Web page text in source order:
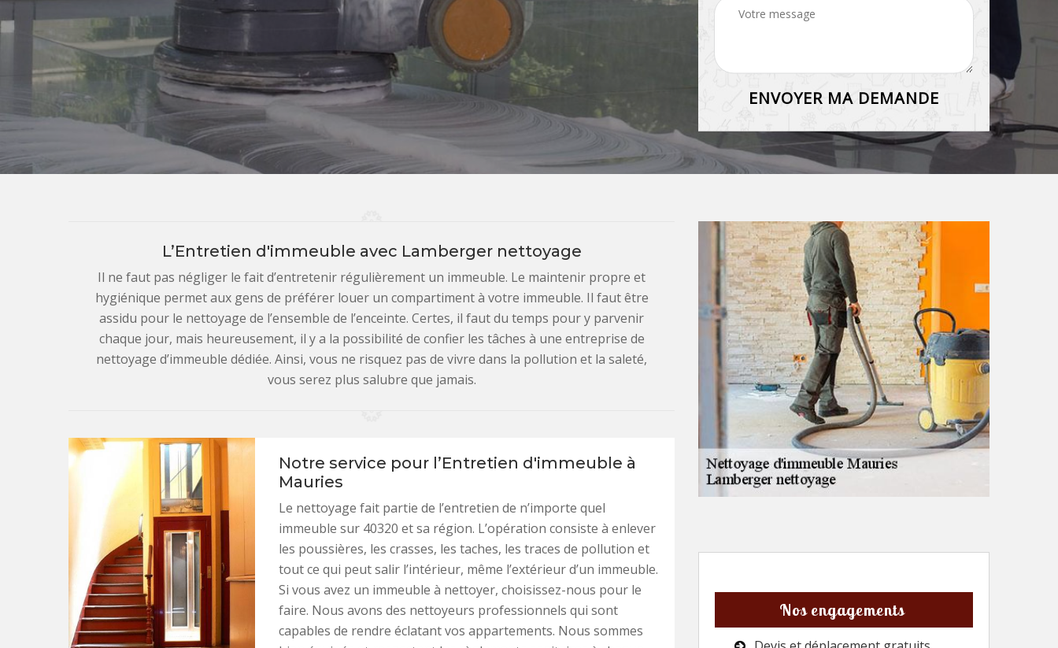
L’Entretien d'immeuble avec Lamberger nettoyage
Il ne faut pas négliger le fait d’entretenir régulièrement un immeuble. Le maintenir propre et
hygiénique permet aux gens de préférer louer un compartiment à votre immeuble. Il faut être
assidu pour le nettoyage de l’ensemble de l’enceinte. Certes, il faut du temps pour y parvenir
chaque jour, mais heureusement, il y a la possibilité de confier les tâches à une entreprise de
nettoyage d’immeuble dédiée. Ainsi, vous ne risquez pas de vivre dans la pollution et la saleté,
vous serez plus salubre que jamais.
Notre service pour l’Entretien d'immeuble à
Mauries
Le nettoyage fait partie de l’entretien de n’importe quel
immeuble sur 40320 et sa région. L’opération consiste à enlever
les poussières, les crasses, les taches, les traces de pollution et
tout ce qui peut salir l’intérieur, même l’extérieur d’un immeuble.
Si vous avez un immeuble à nettoyer, choisissez-nous pour le
faire. Nous avons des nettoyeurs professionnels qui sont
capables de rendre éclatant vos appartements. Nous sommes
Nos engagements